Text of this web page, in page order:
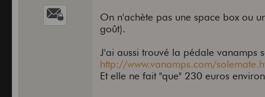
On n'achète pas une space box ou
goût).
J'ai aussi trouvé la pédale vanamps
http://www.vanamps.com/
Et elle ne fait "que" 230 euros